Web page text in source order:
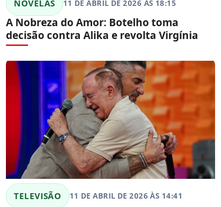
NOVELAS 11 DE ABRIL DE 2026 ÀS 18:15
A Nobreza do Amor: Botelho toma
decisão contra Alika e revolta Virgínia
TELEVISÃO 11 DE ABRIL DE 2026 ÀS 14:41